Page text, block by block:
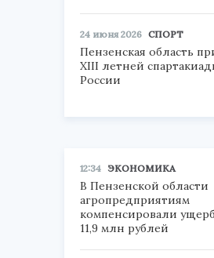
24 июня 2026 СПОРТ
Пензенская область
XIII летней
России
12:34 ЭКОНОМИКА
В Пензенской области
агропредприятиям
компенсировали
11,9 млн рублей